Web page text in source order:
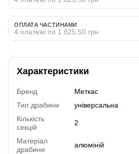
ОПЛАТА ЧАСТИНАМИ
4 платежі по 1 825.50 грн
Характеристики
Бренд
Меткас
Тип драбини
універсальна
Кількість
секцій
2
Матеріал
драбини
алюміній